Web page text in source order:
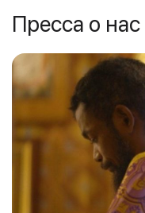
Пресса о нас